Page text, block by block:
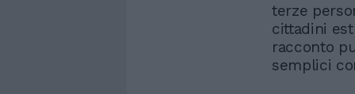
terze
cittadini
racconto
semplici